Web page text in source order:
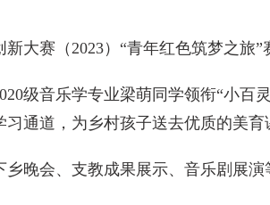
大赛（2023）“青年红色筑梦之
级音乐学专业梁萌同学领衔“小
通道，为乡村孩子送去优质的美育
晚会、支教成果展示、音乐剧展